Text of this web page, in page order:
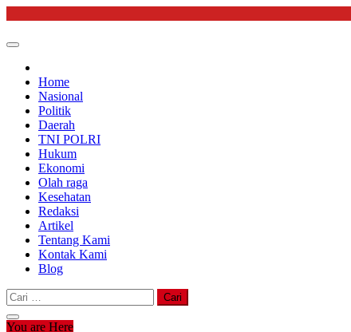
content
Home
Nasional
Politik
Daerah
TNI POLRI
Hukum
Ekonomi
Olah raga
Kesehatan
Redaksi
Artikel
Tentang Kami
Kontak Kami
Blog
Cari
untuk:
You are Here